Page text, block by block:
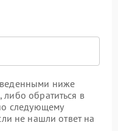
ниже
обратиться в
следующему
не нашли ответ на